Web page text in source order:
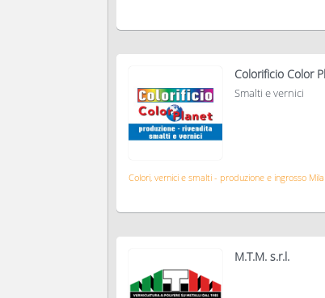
Colorificio Color
Smalti e vernici
Colori, vernici e smalti - produzione e ingrosso
M.T.M. s.r.l.